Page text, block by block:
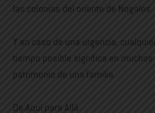
las colonias del oriente de Nogales.
Y en caso de una urgencia,
tiempo posible significa en muchos
patrimonio de una familia.
De Aquí para Allá